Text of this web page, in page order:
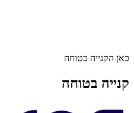
כאן הקנייה בטוחה
קנייה בטוחה